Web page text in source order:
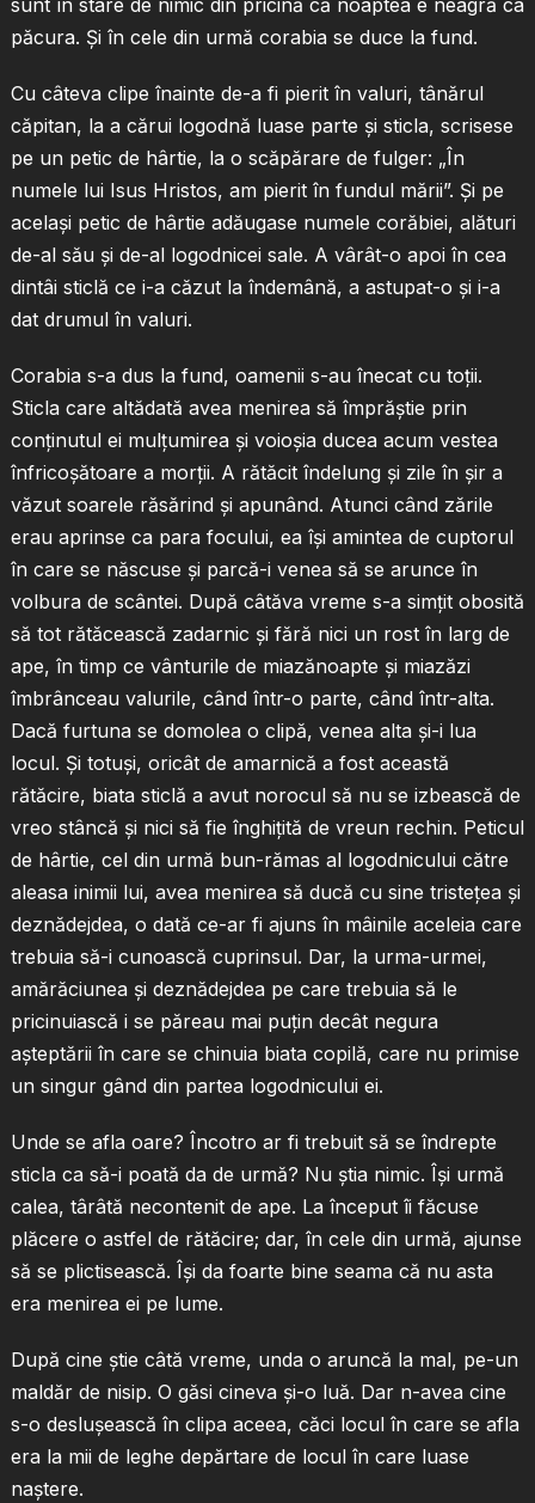
sunt în stare de nimic din pricină că noaptea e neagră ca
păcura. Şi în cele din urmă corabia se duce la fund.
Cu câteva clipe înainte de-a fi pierit în valuri, tânărul
căpitan, la a cărui logodnă luase parte şi sticla, scrisese
pe un petic de hârtie, la o scăpărare de fulger: „În
numele lui Isus Hristos, am pierit în fundul mării”. Şi pe
acelaşi petic de hârtie adăugase numele corăbiei, alături
de-al său şi de-al logodnicei sale. A vârât-o apoi în cea
dintâi sticlă ce i-a căzut la îndemână, a astupat-o şi i-a
dat drumul în valuri.
Corabia s-a dus la fund, oamenii s-au înecat cu toţii.
Sticla care altădată avea menirea să împrăştie prin
conţinutul ei mulţumirea şi voioşia ducea acum vestea
înfricoşătoare a morţii. A rătăcit îndelung şi zile în şir a
văzut soarele răsărind şi apunând. Atunci când zările
erau aprinse ca para focului, ea îşi amintea de cuptorul
în care se născuse şi parcă-i venea să se arunce în
volbura de scântei. După câtăva vreme s-a simţit obosită
să tot rătăcească zadarnic şi fără nici un rost în larg de
ape, în timp ce vânturile de miazănoapte şi miazăzi
îmbrânceau valurile, când într-o parte, când într-alta.
Dacă furtuna se domolea o clipă, venea alta şi-i lua
locul. Şi totuşi, oricât de amarnică a fost această
rătăcire, biata sticlă a avut norocul să nu se izbească de
vreo stâncă şi nici să fie înghiţită de vreun rechin. Peticul
de hârtie, cel din urmă bun-rămas al logodnicului către
aleasa inimii lui, avea menirea să ducă cu sine tristeţea şi
deznădejdea, o dată ce-ar fi ajuns în mâinile aceleia care
trebuia să-i cunoască cuprinsul. Dar, la urma-urmei,
amărăciunea şi deznădejdea pe care trebuia să le
pricinuiască i se păreau mai puţin decât negura
aşteptării în care se chinuia biata copilă, care nu primise
un singur gând din partea logodnicului ei.
Unde se afla oare? Încotro ar fi trebuit să se îndrepte
sticla ca să-i poată da de urmă? Nu ştia nimic. Îşi urmă
calea, târâtă necontenit de ape. La început îi făcuse
plăcere o astfel de rătăcire; dar, în cele din urmă, ajunse
să se plictisească. Îşi da foarte bine seama că nu asta
era menirea ei pe lume.
După cine ştie câtă vreme, unda o aruncă la mal, pe-un
maldăr de nisip. O găsi cineva şi-o luă. Dar n-avea cine
s-o desluşească în clipa aceea, căci locul în care se afla
era la mii de leghe depărtare de locul în care luase
naştere.